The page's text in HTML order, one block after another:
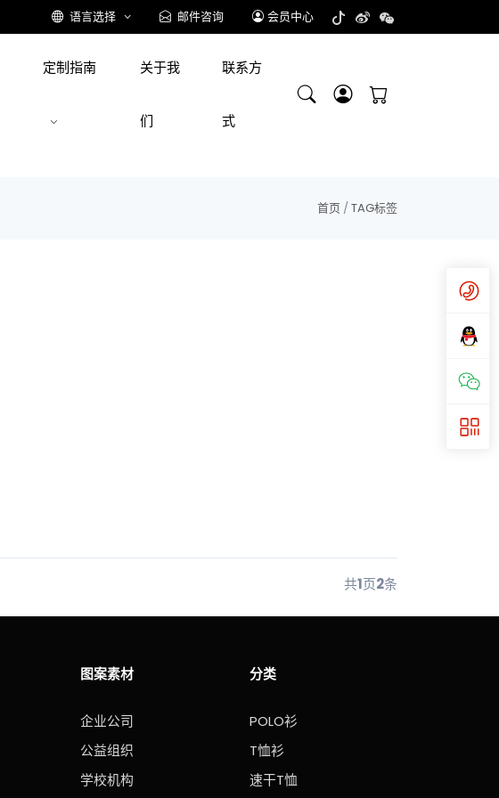
语言选择 邮件咨询 会员中心
定制指南 关于我
们
联系方
式
首页 /TAG标签
共1页2条
图案素材
企业公司
公益组织
学校机构
分类
POLO衫
T恤衫
速干T恤